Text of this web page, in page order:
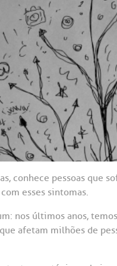
conhece pessoas que
esses sintomas.
nos últimos anos,
afetam milhões de